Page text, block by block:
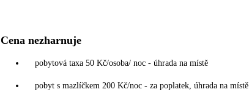
Cena nezharnuje
pobytová taxa 50 Kč/osoba/ noc - úhrada na místě
pobyt s mazlíčkem 200 Kč/noc - za poplatek, úhrada na místě